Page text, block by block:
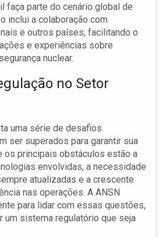
faça parte do cenário global de
inclui a colaboração com
e outros países, facilitando o
e experiências sobre
nuclear.
no Setor
uma série de desafios
ser superados para garantir sua
os principais obstáculos estão a
envolvidas, a necessidade
atualizadas e a crescente
nas operações. A ANSN
para lidar com essas questões,
um sistema regulatório que seja